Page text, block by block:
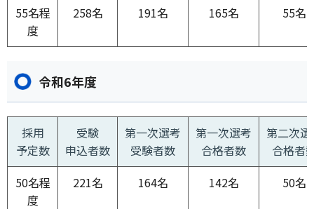
55名程
度
258名 191名 165名 55名
令和6年度
採用
予定数
受験
申込者数
第一次選考
受験者数
第一次選考
合格者数
第二次
合格者
50名程
度
221名 164名 142名 50名